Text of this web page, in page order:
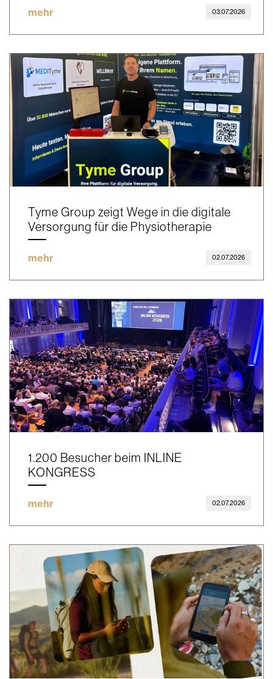
mehr 03.07.2026
Tyme Group zeigt Wege in die digitale
Versorgung für die Physiotherapie
mehr 02.07.2026
1.200 Besucher beim INLINE
KONGRESS
mehr 02.07.2026